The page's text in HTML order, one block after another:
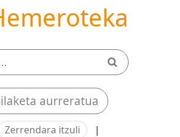
aurreratua
Zerrendara itzuli |